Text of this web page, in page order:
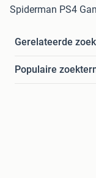
Spiderman PS4
Gerelateerde
Populaire